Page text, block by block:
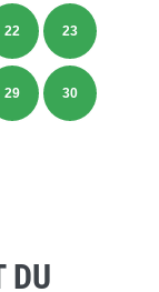
22 23
29 30
DU